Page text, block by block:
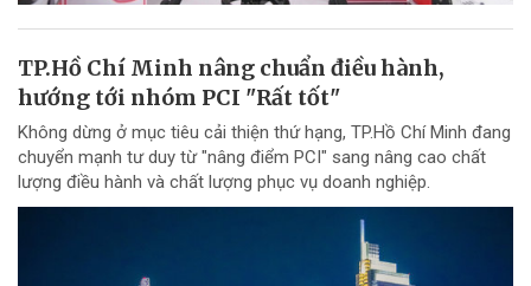
TP.Hồ Chí Minh nâng chuẩn điều hành,
hướng tới nhóm PCI "Rất tốt"
Không dừng ở mục tiêu cải thiện thứ hạng, TP.Hồ Chí Minh đang
chuyển mạnh tư duy từ "nâng điểm PCI" sang nâng cao chất
lượng điều hành và chất lượng phục vụ doanh nghiệp.